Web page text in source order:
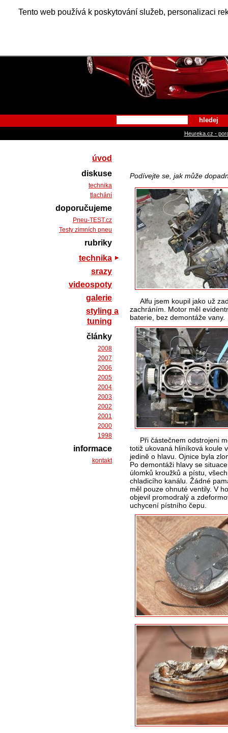
Tento web používá k poskytování služeb, personalizaci
Alfa
hledej
Heureka.cz -
Podívejte se, jak může
Alfu jsem koupil jako už
zachráním. Motor měl
baterie, bez demontáže vany.
Při částečnem odstrojeni
totiž ukovaná hliníková koule
jedině o hlavu. Ojnice byla
Po demontáži hlavy se
úlomků kroužků a pístu,
chladicího kanálu. Žádné
měl pouze ohnuté ventily. V
objevil promodralý a
uchycení pístního čepu.
úvod
diskuse
technika
tlachání
doporučujeme
Pneu-TEST.cz
Testy zimních pneu
rubriky
technika
srazy
videospoty
galerie
styling a
tuning
články
2008
2007
2006
2005
2004
2003
2002
2001
2000
1998
informace
kontakt